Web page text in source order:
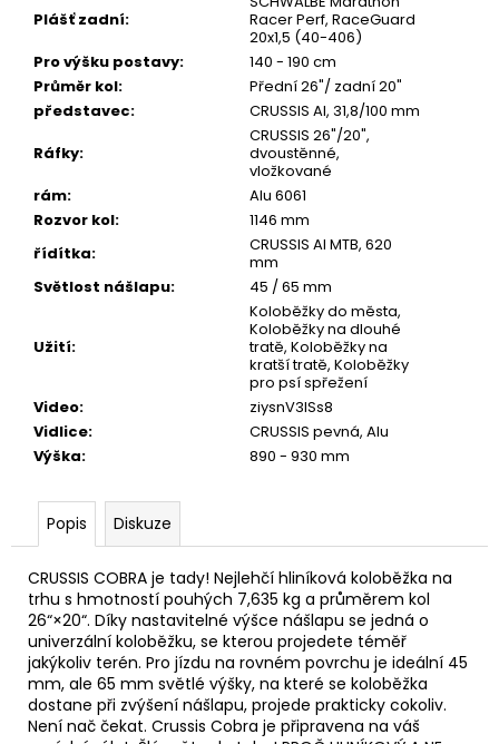
Plášť zadní:
Racer Perf, RaceGuard
20x1,5 (40-406)
Pro výšku postavy:
140 - 190 cm
Průměr kol:
Přední 26"/ zadní 20"
představec:
CRUSSIS Al, 31,8/100 mm
Ráfky:
CRUSSIS 26"/20",
dvoustěnné,
vložkované
rám:
Alu 6061
Rozvor kol:
1146 mm
řídítka:
CRUSSIS Al MTB, 620
mm
Světlost nášlapu: 45 / 65 mm
Užití:
Koloběžky do města,
Koloběžky na dlouhé
tratě, Koloběžky na
kratší tratě, Koloběžky
pro psí spřežení
Video:
ziysnV3ISs8
Vidlice:
CRUSSIS pevná, Alu
Výška: 890 - 930 mm
Popis Diskuze
CRUSSIS COBRA je tady! Nejlehčí hliníková koloběžka na
trhu s hmotností pouhých 7,635 kg a průměrem kol
26“×20“. Díky nastavitelné výšce nášlapu se jedná o
univerzální koloběžku, se kterou projedete téměř
jakýkoliv terén. Pro jízdu na rovném povrchu je ideální 45
mm, ale 65 mm světlé výšky, na které se koloběžka
dostane při zvýšení nášlapu, projede prakticky cokoliv.
Není nač čekat. Crussis Cobra je připravena na váš